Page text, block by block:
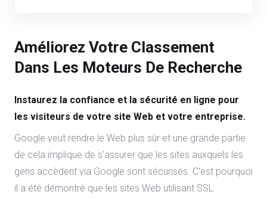
Améliorez Votre Classement
Dans Les Moteurs De Recherche
Instaurez la confiance et la sécurité en ligne pour
les visiteurs de votre site Web et votre entreprise.
Google veut rendre le Web plus sûr et une grande partie
de cela implique de s'assurer que les sites auxquels les
gens accèdent via Google sont sécurisés. C'est pourquoi
il a été démontré que les sites Web utilisant SSL